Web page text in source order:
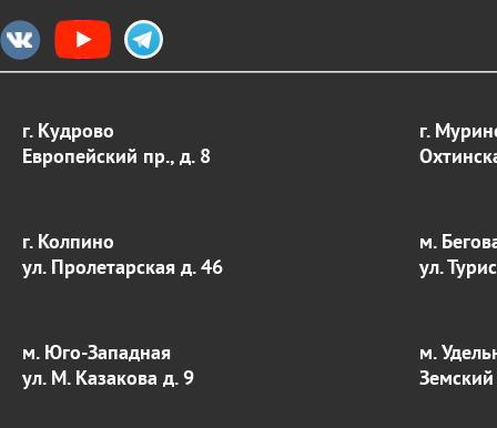
г. Кудрово
Европейский пр., д. 8
г.
г. Колпино
ул. Пролетарская д. 46
м.
ул.
м. Юго-Западная
ул. М. Казакова д. 9
м.